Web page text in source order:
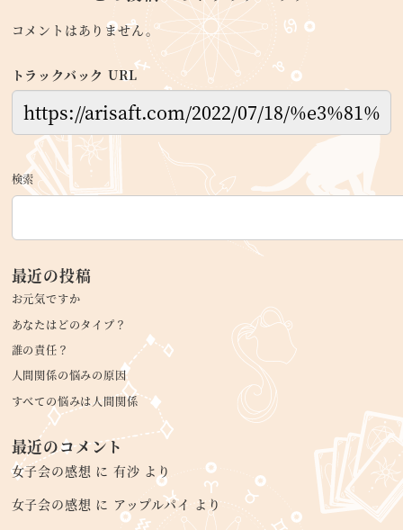
コメントはありません。
トラックバック URL
検索
最近の投稿
お元気ですか
あなたはどのタイプ？
誰の責任？
人間関係の悩みの原因
すべての悩みは人間関係
最近のコメント
女子会の感想 に 有沙 より
女子会の感想 に アップルパイより